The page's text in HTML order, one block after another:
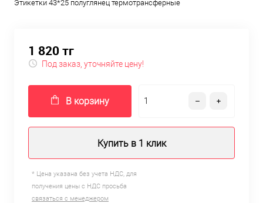
Этикетки 43*25 полуглянец термотрансферные
1 820 тг
Под заказ, уточняйте цену!
В корзину
Купить в 1 клик
* Цена указана без учета НДС, для
получения цены с НДС просьба
связаться с менеджером